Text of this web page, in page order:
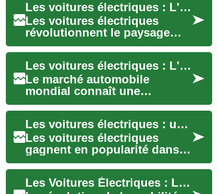
Les voitures électriques : L'avenir de la mobilité urbaine écologique
Les voitures électriques
révolutionnent le paysage
automobile, offrant une
solution de transport plus
propre et plus ...
Les voitures électriques : L'avenir de l'automobile en Chine et en Belgique
Le marché automobile
mondial connaît une
transformation rapide avec
l'essor des voitures
électriques. Cette révolutio...Les voitures électriques : une solution écologique pour la mobilité urbaine
Les voitures électriques
gagnent en popularité dans
les zones urbaines, offrant
une alternative plus propre et
plus s...
Les Voitures Électriques : L'Avenir de la Mobilité Urbaine Écologique